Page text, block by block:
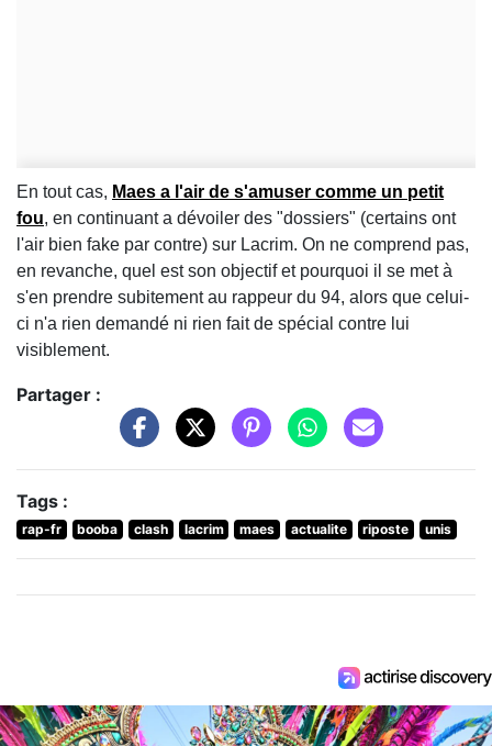
En tout cas, Maes a l'air de s'amuser comme un petit
fou, en continuant a dévoiler des "dossiers" (certains ont
l'air bien fake par contre) sur Lacrim. On ne comprend pas,
en revanche, quel est son objectif et pourquoi il se met à
s'en prendre subitement au rappeur du 94, alors que celui-
ci n'a rien demandé ni rien fait de spécial contre lui
visiblement.
Partager :
Tags :
rap-fr booba clash lacrim maes actualite riposte unis